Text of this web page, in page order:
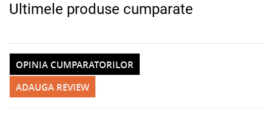
Ultimele produse cumparate
ADAUGA REVIEW
OPINIA CUMPARATORILOR